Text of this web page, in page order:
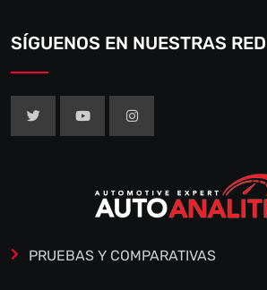
SÍGUENOS EN NUESTRAS
PRUEBAS Y COMPARATIVAS